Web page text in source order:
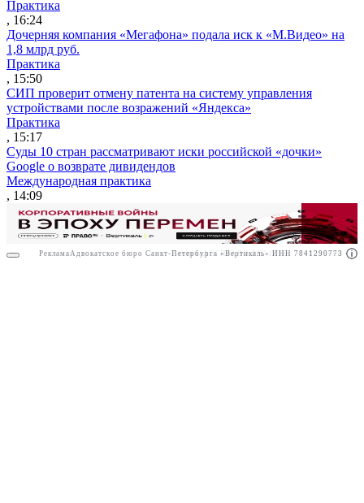
РекламаАО"ПРАВО.РУ" ИНН: 7708095468
Практика
, 16:24
Дочерняя компания «Мегафона» подала иск к «М.Видео» на
1,8 млрд руб.
Практика
, 15:50
СИП проверит отмену патента на систему управления
устройствами после возражений «Яндекса»
Практика
, 15:17
Суды 10 стран рассматривают иски российской «дочки»
Google о возврате дивидендов
Международная практика
, 14:09
Реклама Адвокатское бюро Санкт-Петербурга «Вертикаль» ИНН 7841290773